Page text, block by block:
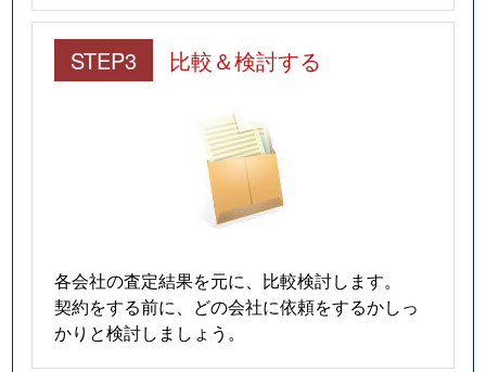
STEP3 比較＆検討する
各会社の査定結果を元に、比較検討します。
契約をする前に、どの会社に依頼をするかしっ
かりと検討しましょう。